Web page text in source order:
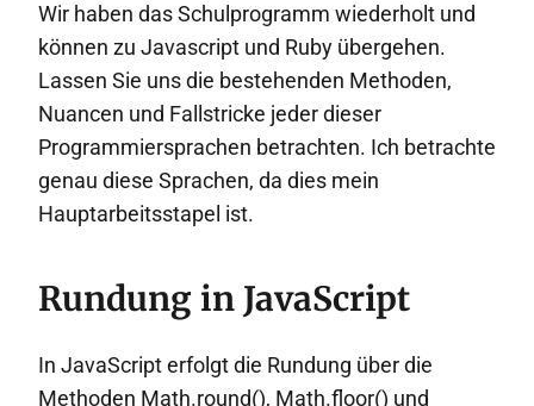
Wir haben das Schulprogramm wiederholt und
können zu Javascript und Ruby übergehen.
Lassen Sie uns die bestehenden Methoden,
Nuancen und Fallstricke jeder dieser
Programmiersprachen betrachten. Ich betrachte
genau diese Sprachen, da dies mein
Hauptarbeitsstapel ist.
Rundung in JavaScript
In JavaScript erfolgt die Rundung über die
Methoden Math.round(), Math.floor() und